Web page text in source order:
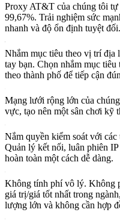
Proxy AT&T của chúng tôi tự
99,67%. Trải nghiệm sức
nhanh và độ ổn định tuyệt đối.
Nhắm mục tiêu theo vị trí địa
tay bạn. Chọn nhắm mục
theo thành phố để tiếp cận
Mạng lưới rộng lớn của
vực, tạo nên một sân chơi kỹ
Nắm quyền kiểm soát với
Quản lý kết nối, luân phiên
hoàn toàn một cách dễ dàng.
Không tính phí vô lý. Không
giá trị/giá tốt nhất trong
lượng lớn và không cần hợp